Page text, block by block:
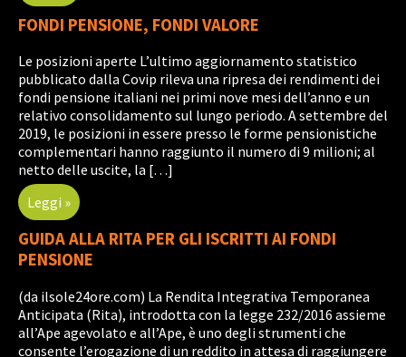
FONDI PENSIONE, FONDI VALORE
Le posizioni aperte L’ultimo aggiornamento statistico
pubblicato dalla Covip rileva una ripresa dei rendimenti dei
fondi pensione italiani nei primi nove mesi dell’anno e un
relativo consolidamento sul lungo periodo. A settembre del
2019, le posizioni in essere presso le forme pensionistiche
complementari hanno raggiunto il numero di 9 milioni; al
netto delle uscite, la […]
Leggi »
GUIDA ALLA RITA PER GLI ISCRITTI AI FONDI
PENSIONE
(da ilsole24ore.com) La Rendita Integrativa Temporanea
Anticipata (Rita), introdotta con la legge 232/2016 assieme
all’Ape agevolato e all’Ape, è uno degli strumenti che
consente l’erogazione di un reddito in attesa di raggiungere